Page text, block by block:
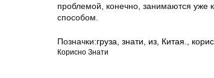
проблемой, конечно, занимаются уже
способом.
Позначки:груза знати из Китая.
Корисно Знати